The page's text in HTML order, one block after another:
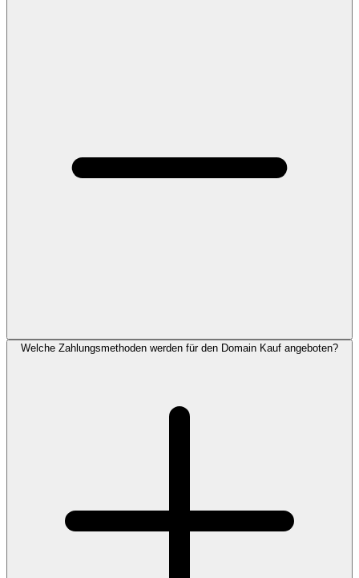
Welche Zahlungsmethoden werden für den Domain Kauf angeboten?